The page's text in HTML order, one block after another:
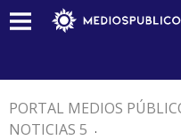
PORTAL MEDIOS
NOTICIAS 5 .